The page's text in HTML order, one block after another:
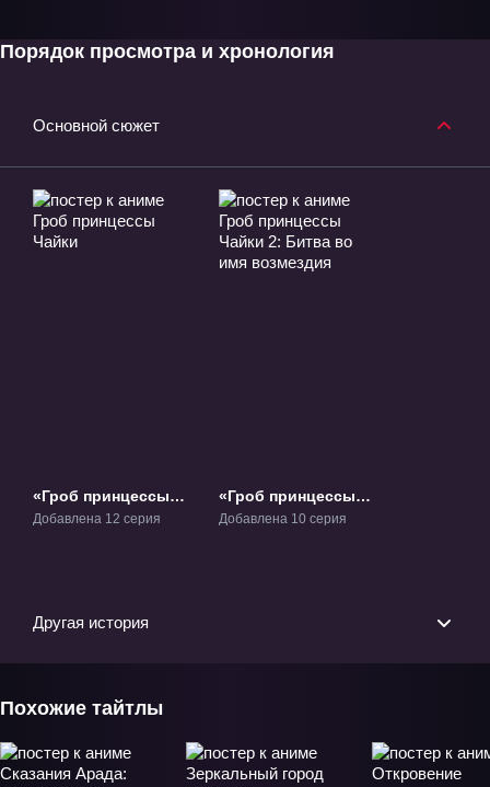
Порядок просмотра и хронология
Основной сюжет
«Гроб принцессы
Чайки» ТВ-1
Добавлена 12 серия
«Гроб принцессы
Чайки 2: Битва во
Добавлена 10 серия
Другая история
Похожие тайтлы